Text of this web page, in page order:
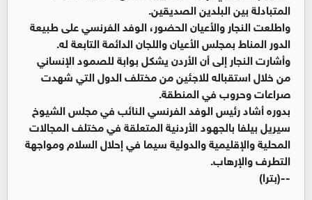
المتبادلة بين البلدين الصديقين.
واطلعت النجار والأعيان الحضور، الوفد الفرنسي على طبيعة
الدور المناط بمجلس الأعيان واللجان الدائمة التابعة له.
وأشارت النجار إلى أن الأردن يشكل بوابة للصمود الإنساني
من خلال استقباله للاجئين من مختلف الدول التي شهدت
صراعات وحروب في المنطقة.
بدوره أشاد رئيس الوفد الفرنسي النائب في مجلس الشيوخ
سيريل بيلفا بالجهود الأردنية المتعلقة في مختلف المجالات
المحلية والإقليمية والدولية سيما في إحلال السلام ومواجهة
التطرف والإرهاب.
--(بترا)